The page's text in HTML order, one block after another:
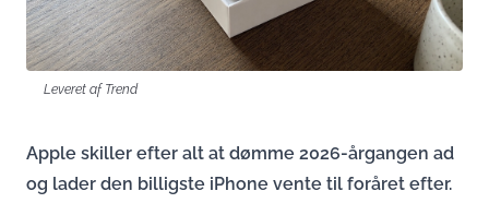
Leveret af Trend
Apple skiller efter alt at dømme 2026-årgangen ad
og lader den billigste iPhone vente til foråret efter.